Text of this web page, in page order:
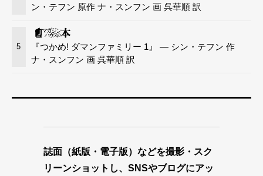
ン・テフン 原作 ナ・スンフン 画 呉華順 訳
5
『つかめ! ダマンファミリー 1』 — シン・テフン 作
ナ・スンフン 画 呉華順 訳
誌面（紙版・電子版）などを撮影・スク
リーンショットし、SNSやブログにアッ